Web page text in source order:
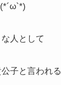
人として
子と言われる